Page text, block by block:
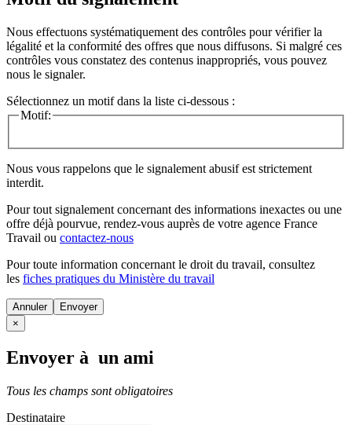
Nous effectuons systématiquement des contrôles pour vérifier la
légalité et la conformité des offres que nous diffusons. Si malgré ces
contrôles vous constatez des contenus inappropriés, vous pouvez
nous le signaler.
Sélectionnez un motif dans la liste ci-dessous :
Motif:
Nous vous rappelons que le signalement abusif est strictement
interdit.
Pour tout signalement concernant des informations inexactes ou une
offre déjà pourvue, rendez-vous auprès de votre agence France
Travail ou contactez-nous
Pour toute information concernant le droit du travail, consultez
les fiches pratiques du Ministère du travail
Annuler
×
Envoyer à un ami
Tous les champs sont obligatoires
Destinataire